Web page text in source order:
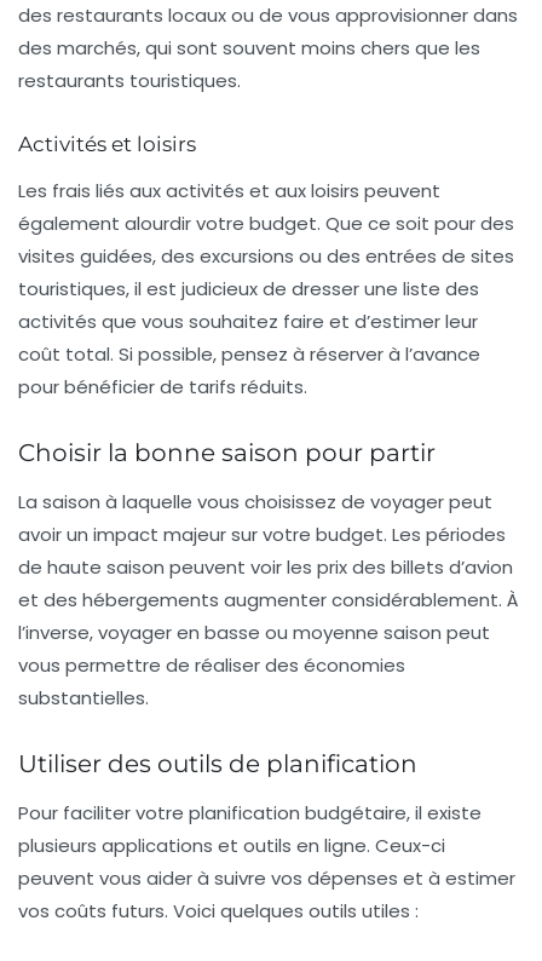
des restaurants locaux ou de vous approvisionner dans
des marchés, qui sont souvent moins chers que les
restaurants touristiques.
Activités et loisirs
Les frais liés auxactivités et aux loisirs peuvent
également alourdir votre budget. Que ce soit pour des
visites guidées, des excursions ou des entrées de sites
touristiques, il est judicieux de dresser une liste des
activités que vous souhaitez faire et d’estimer leur
coût total. Si possible, pensez à réserver à l’avance
pour bénéficier de tarifs réduits.
Choisir la bonne saison pour partir
La saison à laquelle vous choisissez de voyager peut
avoir un impact majeur sur votre budget. Les périodes
de haute saison peuvent voir les prix des billets d’avion
et des hébergements augmenter considérablement. À
l’inverse, voyager en basse ou moyenne saison peut
vous permettre de réaliser des économies
substantielles.
Utiliser des outils de planification
Pour faciliter votre planification budgétaire, il existe
plusieurs applications et outils en ligne. Ceux-ci
peuvent vous aider à suivre vos dépenses et à estimer
vos coûts futurs. Voici quelques outils utiles :